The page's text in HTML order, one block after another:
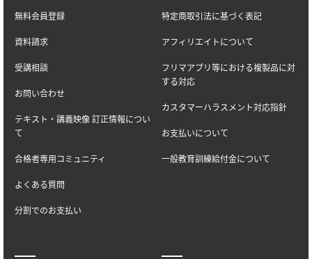
無料会員登録
資料請求
受講相談
お問い合わせ
テキスト・講義映像 訂正情報につい
て
合格者専用コミュニティ
よくある質問
分割でのお支払い
特定商取引法に基づく表記
アフィリエイトについて
フリマアプリ等における複製品に対
する対応
カスタマーハラスメント対応指針
お支払いについて
一般教育訓練給付金について